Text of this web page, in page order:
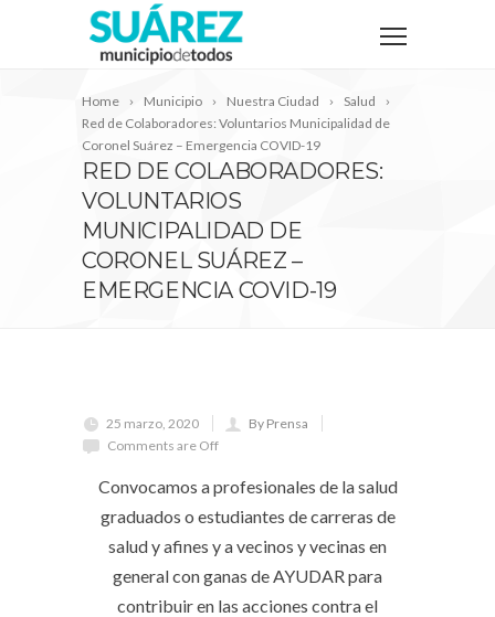
Home Municipio Nuestra Ciudad
Salud
Red de Colaboradores: Voluntarios Municipalidad de
Coronel Suárez – Emergencia COVID-19
RED DE COLABORADORES:
VOLUNTARIOS
MUNICIPALIDAD DE
CORONEL SUÁREZ –
EMERGENCIA COVID-19
25 marzo, 2020
By Prensa
Comments are Off
Convocamos a profesionales de la salud
graduados o estudiantes de carreras de
salud y afines y a vecinos y vecinas en
general con ganas de AYUDAR para
contribuir en las acciones contra el